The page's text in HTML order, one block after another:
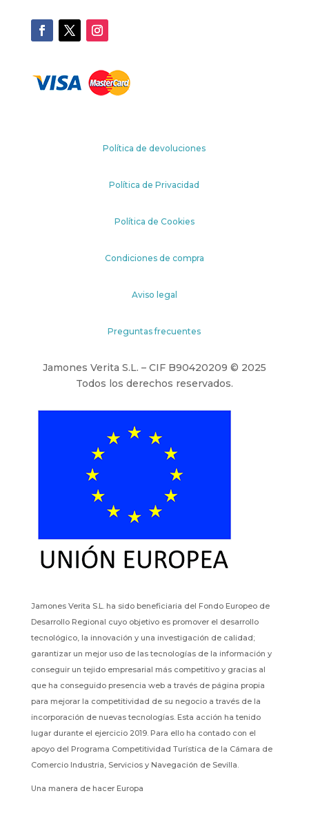
Política de devoluciones
Política de Privacidad
Política de Cookies
Condiciones de compra
Aviso legal
Preguntas frecuentes
Jamones Verita S.L. – CIF B90420209 © 2025
Todos los derechos reservados.
Jamones Verita S.L. ha sido beneficiaria del Fondo Europeo de
Desarrollo Regional cuyo objetivo es promover el desarrollo
tecnológico, la innovación y una investigación de calidad;
garantizar un mejor uso de las tecnologías de la información y
conseguir un tejido empresarial más competitivo y gracias al
que ha conseguido presencia web a través de página propia
para mejorar la competitividad de su negocio a través de la
incorporación de nuevas tecnologías. Esta acción ha tenido
lugar durante el ejercicio 2019. Para ello ha contado con el
apoyo del Programa Competitividad Turística de la Cámara de
Comercio Industria, Servicios y Navegación de Sevilla.
Una manera de hacer Europa